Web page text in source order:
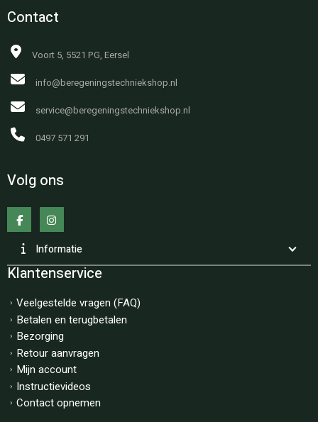
Contact
Voort 5, 5521 PG, Eersel
info@beregeningstechniekshop.nl
service@beregeningstechniekshop.nl
0497 571 291
Volg ons
Informatie
Klantenservice
Veelgestelde vragen (FAQ)
Betalen en terugbetalen
Bezorging
Retour aanvragen
Mijn account
Instructievideos
Contact opnemen